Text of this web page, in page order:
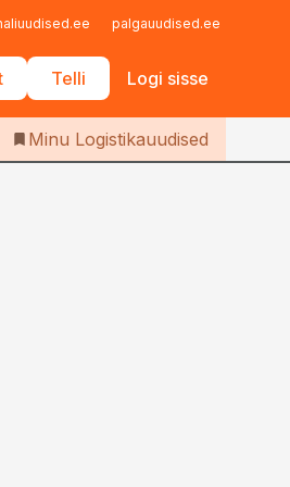
palgauudised.ee
Telli Logi sisse
Iseteenindus
Logistikauudised
Minu Logistikauudised